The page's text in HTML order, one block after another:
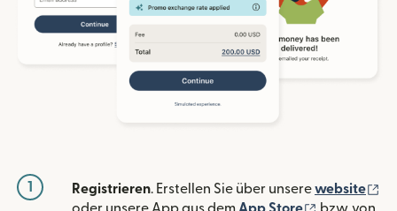
1 Registrieren. Erstellen Sie über unserewebsite
(wird in